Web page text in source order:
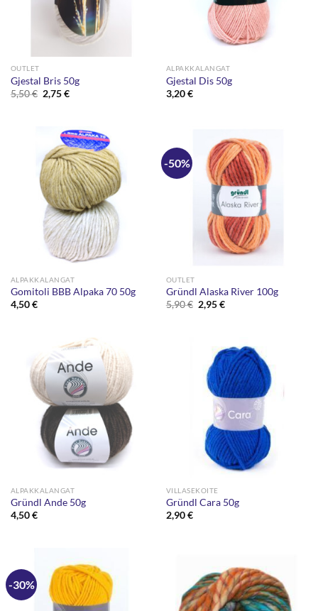
OUTLET
Gjestal Bris 50g
5,50€ Alkuperäinen
hinta
2,75€Nykyinen
ALPAKKALANGAT
Gjestal Dis 50g
3,20€
ALPAKKALANGAT
Gomitoli BBB Alpaka 70 50g
4,50€
-50%
OUTLET
Gründl Alaska River 100g
5,90€ Alkuperäinen
hinta
2,95€Nykyinen
ALPAKKALANGAT
Gründl Ande 50g
4,50€
VILLASEKOITE
Gründl Cara 50g
2,90€
-30%